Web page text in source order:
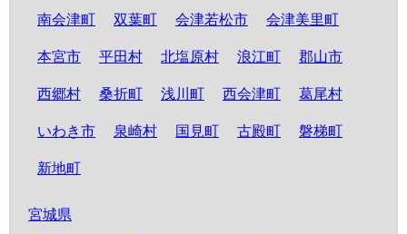
南会津町 双葉町 会津若松市 会津美里町
本宮市 平田村 北塩原村 浪江町 郡山市
西郷村 桑折町 浅川町 西会津町 葛尾村
いわき市 泉崎村 国見町 古殿町 磐梯町
新地町
宮城県